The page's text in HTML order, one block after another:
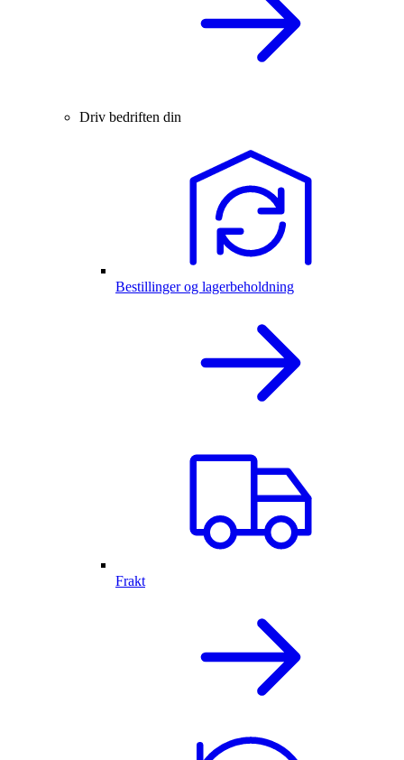
Driv bedriften din
Bestillinger og lagerbeholdning
Frakt